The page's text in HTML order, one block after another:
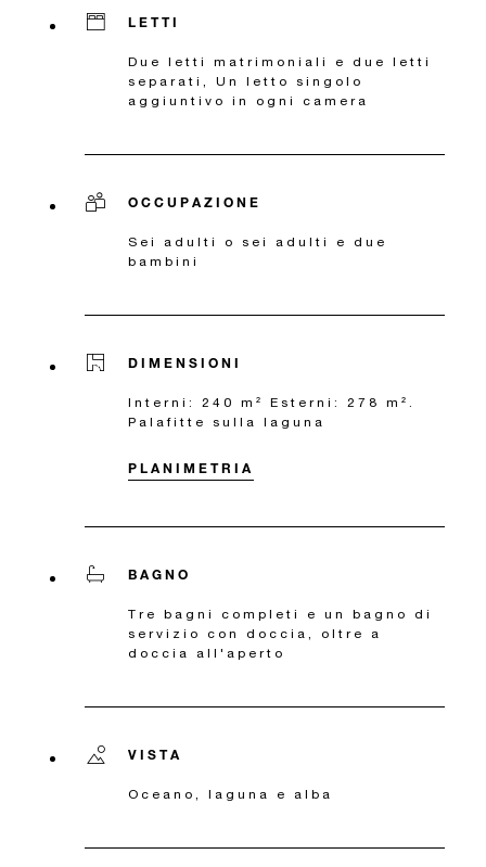
LETTI
Due letti matrimoniali e due letti
separati, Un letto singolo
aggiuntivo in ogni camera
OCCUPAZIONE
Sei adulti o sei adulti e due
bambini
DIMENSIONI
Interni: 240 m² Esterni: 278 m².
Palafitte sulla laguna
PLANIMETRIA
BAGNO
Tre bagni completi e un bagno di
servizio con doccia, oltre a
doccia all'aperto
VISTA
Oceano, laguna e alba